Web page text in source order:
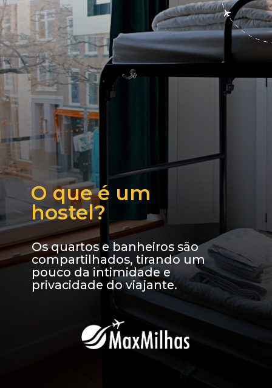
O que é um
hostel?
Os quartos e banheiros são
compartilhados, tirando um
pouco da intimidade e
privacidade do viajante.